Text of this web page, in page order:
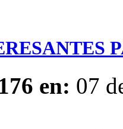
en: 07